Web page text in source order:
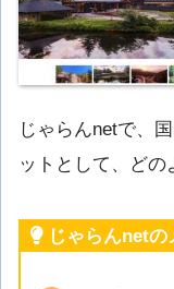
じゃらんnetで、
ットとして、どの
じゃらんnetの